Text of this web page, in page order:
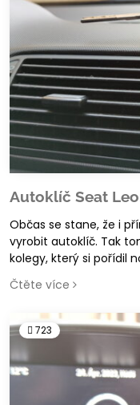
Autoklíč Seat
Občas se stane, že i
vyrobit autoklíč. Tak
kolegy, který si pořídil
Čtěte více
723